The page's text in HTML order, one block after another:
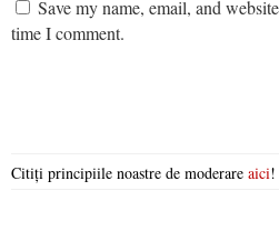
Save my name, email, and
time I comment.
Citiți principiile noastre de moderare aici!